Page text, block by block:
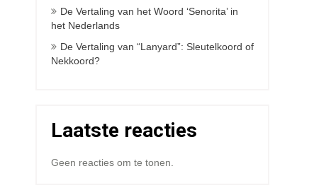
De Vertaling van het Woord ‘Senorita’ in
het Nederlands
De Vertaling van “Lanyard”: Sleutelkoord of
Nekkoord?
Laatste reacties
Geen reacties om te tonen.